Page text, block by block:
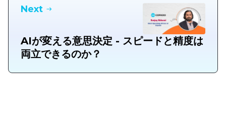
Next
AIが変える意思決定 - スピードと精度は
両立できるのか？